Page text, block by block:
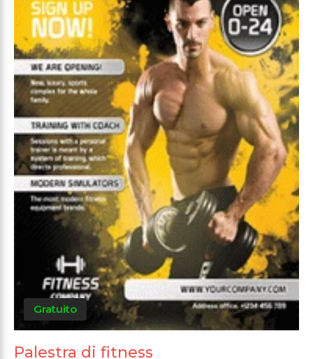
Gratuito
Palestra di fitness